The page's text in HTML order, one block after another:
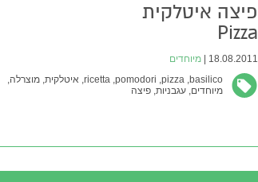
פיצה איטלקית
Pizza
18.08.2011 |
מיוחדים
basilico,
pizza,
pomodori,
ricetta, איטלקית, מוצרלה,
מיוחדים, עגבניות, פיצה